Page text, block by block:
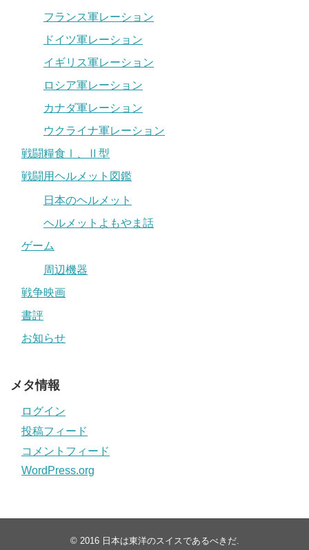
フランス軍レーション
ドイツ軍レーション
イギリス軍レーション
ロシア軍レーション
カナダ軍レーション
ウクライナ軍レーション
戦闘糧食Ⅰ、Ⅱ型
戦闘用ヘルメット図鑑
日本のヘルメット
ヘルメットよもやま話
ゲーム
周辺機器
戦争映画
書評
お知らせ
メタ情報
ログイン
投稿フィード
コメントフィード
WordPress.org
© 2016 日本は東洋のスイスであるべきだ.